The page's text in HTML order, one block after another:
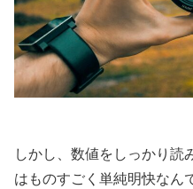
しかし、数値をしっかり読
はものすごく単純明快なん